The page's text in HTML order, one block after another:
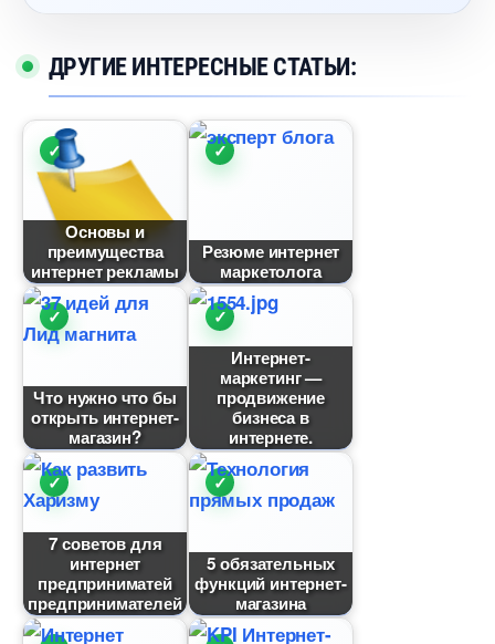
ДРУГИЕ ИНТЕРЕСНЫЕ СТАТЬИ:
Основы и
преимущества
интернет рекламы
Резюме интернет
маркетолога
Что нужно что бы
открыть интернет-
магазин?
Интернет-
маркетинг —
продвижение
изнеса
интернете.
7 советов для
интернет
предприниматей
предпринимателей
5 обязательных
функций интернет-
магазина